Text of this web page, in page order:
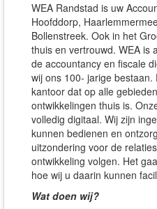
WEA Randstad is uw
Hoofddorp,
Bollenstreek. Ook in het
thuis en vertrouwd. WEA is
de accountancy en fiscale
wij ons 100- jarige
kantoor dat op alle
ontwikkelingen thuis is.
volledig digitaal. Wij zijn
kunnen bedienen en
uitzondering voor de
ontwikkeling volgen. Het
hoe wij u daarin kunnen
Wat doen wij?